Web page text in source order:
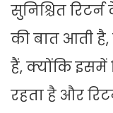
सुनिश्चित
की बात आती
हैं, क्योंकि
रहता है और